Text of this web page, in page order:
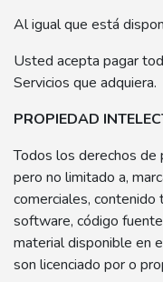
Al igual que está
Usted acepta pagar
Servicios que adquiera.
PROPIEDAD
Todos los derechos de
pero no limitado a,
comerciales, contenido
software, código
material disponible en
son licenciado por o